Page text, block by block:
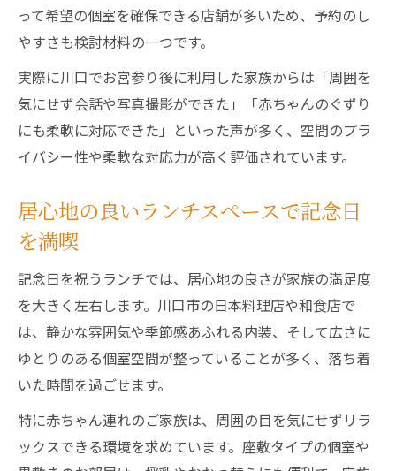
って希望の個室を確保できる店舗が多いため、予約のし
やすさも検討材料の一つです。
実際に川口でお宮参り後に利用した家族からは「周囲を
気にせず会話や写真撮影ができた」「赤ちゃんのぐずり
にも柔軟に対応できた」といった声が多く、空間のプラ
イバシー性や柔軟な対応力が高く評価されています。
居心地の良いランチスペースで記念日
を満喫
記念日を祝うランチでは、居心地の良さが家族の満足度
を大きく左右します。川口市の日本料理店や和食店で
は、静かな雰囲気や季節感あふれる内装、そして広さに
ゆとりのある個室空間が整っていることが多く、落ち着
いた時間を過ごせます。
特に赤ちゃん連れのご家族は、周囲の目を気にせずリラ
ックスできる環境を求めています。座敷タイプの個室や